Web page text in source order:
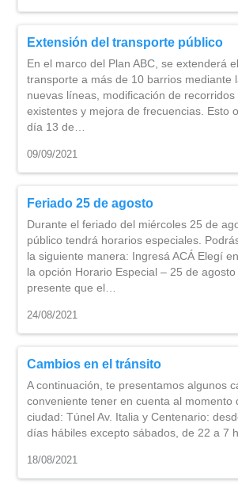
Extensión del transporte público
En el marco del Plan ABC, se extenderá
transporte a más de 10 barrios mediante
nuevas líneas, modificación de
existentes y mejora de frecuencias. Esto
día 13 de…
09/09/2021
Feriado 25 de agosto
Durante el feriado del miércoles 25 de
público tendrá horarios especiales.
la siguiente manera: Ingresá ACÁ Elegí
la opción Horario Especial – 25 de
presente que el…
24/08/2021
Cambios en el tránsito
A continuación, te presentamos algunos
conveniente tener en cuenta al momento
ciudad: Túnel Av. Italia y Centenario:
días hábiles excepto sábados, de 22 a 7
18/08/2021